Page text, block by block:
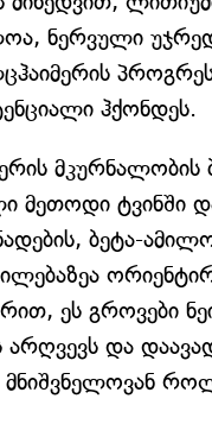
ნერვული
ჰქონდეს.
მკურნალობის
მეთოდი ტვინში
ბეტა-
ეს გროვები
და
მნიშვნელოვან